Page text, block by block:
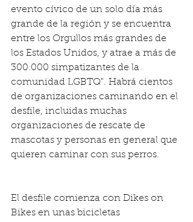
evento cívico de un solo día más
grande de la región y se encuentra
entre los Orgullos más grandes de
los Estados Unidos, y atrae a más de
300.000 simpatizantes de la
comunidad LGBTQ". Habrá cientos
de organizaciones caminando en el
desfile, incluidas muchas
organizaciones de rescate de
mascotas y personas en general que
quieren caminar con sus perros.
El desfile comienza con Dikes on
Bikes en unas bicicletas